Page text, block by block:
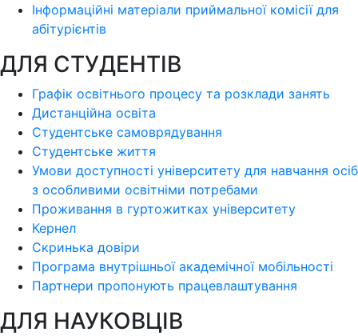
Інформаційні матеріали приймальної комісії для
абітурієнтів
ДЛЯ СТУДЕНТІВ
Графік освітнього процесу та розклади занять
Дистанційна освіта
Студентське самоврядування
Студентське життя
Умови доступності університету для навчання осіб
з особливими освітніми потребами
Проживання в гуртожитках університету
Кернел
Скринька довіри
Програма внутрішньої академічної мобільності
Партнери пропонують працевлаштування
ДЛЯ НАУКОВЦІВ